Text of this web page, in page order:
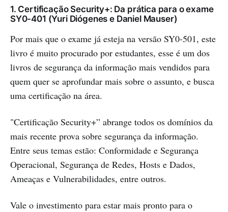
1. Certificação Security+: Da prática para o exame
SY0-401 (Yuri Diógenes e Daniel Mauser)
Por mais que o exame já esteja na versão SY0-501, este
livro é muito procurado por estudantes, esse é um dos
livros de segurança da informação mais vendidos para
quem quer se aprofundar mais sobre o assunto, e busca
uma certificação na área.
"Certificação Security+” abrange todos os domínios da
mais recente prova sobre segurança da informação.
Entre seus temas estão: Conformidade e Segurança
Operacional, Segurança de Redes, Hosts e Dados,
Ameaças e Vulnerabilidades, entre outros.
Vale o investimento para estar mais pronto para o